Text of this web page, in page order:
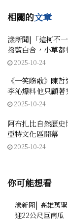
相關的文章
漾新聞|「這柯不
撥藍白合，小草都
2025-10-24
《一笑隨歌》陳
李沁爆料他只顧
2025-10-24
阿布扎比自然歷
亞特文化區開幕
2025-10-24
你可能想看
漾新聞| 高雄萬
迎22公尺巨南瓜